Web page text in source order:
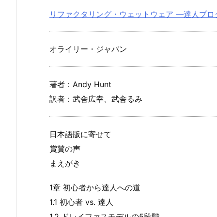
リファクタリング・ウェットウェア ―達人プ
オライリー・ジャパン
著者：Andy Hunt
訳者：武舎広幸、武舎るみ
日本語版に寄せて
賞賛の声
まえがき
1章 初心者から達人への道
1.1 初心者 vs. 達人